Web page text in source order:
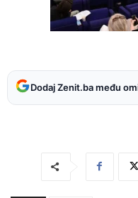
Dodaj Zenit.ba među